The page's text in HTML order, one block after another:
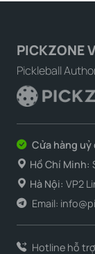
PICKZONE
Pickleball
Cửa hàng
Hồ Chí Minh:
Hà Nội: VP2
Email:
Hotline hỗ